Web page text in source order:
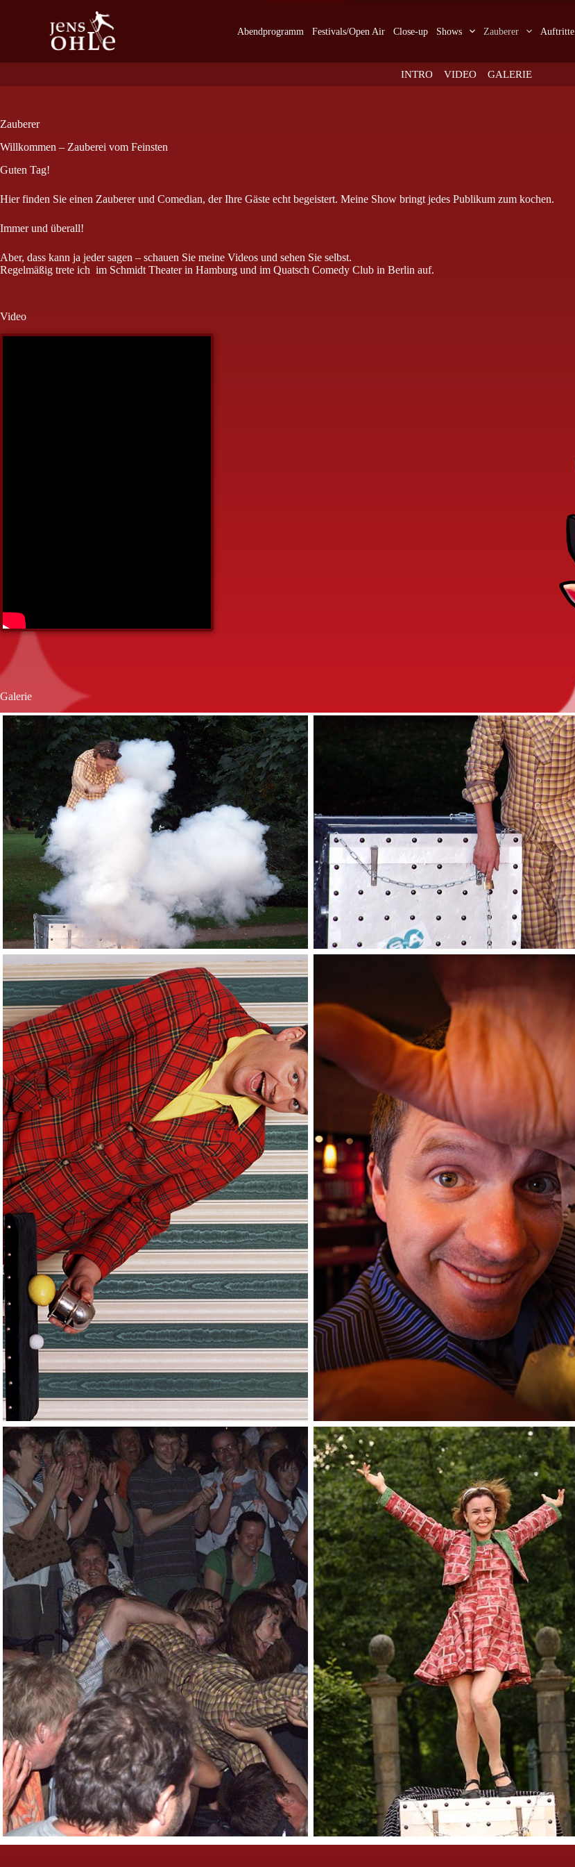
n
a
s
r
n
e
Abendprogramm Festivals/Open Air Close-up Shows Zauberer Auftritte
INTRO VIDEO GALERIE
Zauberer
Willkommen – Zauberei vom Feinsten
Guten Tag!
Hier finden Sie einen Zauberer und Comedian, der Ihre Gäste echt begeistert. Meine Show bringt jedes Publikum zum kochen.
Immer und überall!
Aber, dass kann ja jeder sagen – schauen Sie meine Videos und sehen Sie selbst.
Regelmäßig trete ich im Schmidt Theater in Hamburg und im Quatsch Comedy Club in Berlin auf.
Video
Galerie